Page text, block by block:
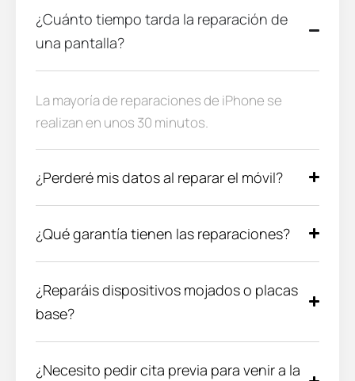
¿Cuánto tiempo tarda la reparación de
una pantalla?
La mayoría de reparaciones de iPhone se
realizan en unos 30 minutos.
¿Perderé mis datos al reparar el móvil?
¿Qué garantía tienen las reparaciones?
¿Reparáis dispositivos mojados o placas
base?
¿Necesito pedir cita previa para venir a la